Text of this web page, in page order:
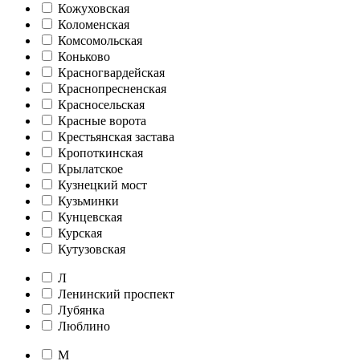
Кожуховская
Коломенская
Комсомольская
Коньково
Красногвардейская
Краснопресненская
Красносельская
Красные ворота
Крестьянская застава
Кропоткинская
Крылатское
Кузнецкий мост
Кузьминки
Кунцевская
Курская
Кутузовская
Л
Ленинский проспект
Лубянка
Люблино
М